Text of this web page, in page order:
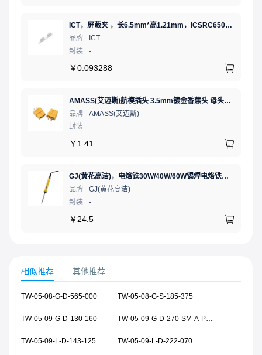
ICT，屏蔽夹 ，长6.5mm*高1.21mm，ICSRC6508SFR
品牌
ICT
封装
-
￥0.093288
AMASS(艾迈斯)航模插头 3.5mm镀金香蕉头 母头XT60-F.G.Y
品牌
AMASS(艾迈斯)
封装
-
￥ 1.41
GJ(黄花高洁)，电烙铁30W/40W/60W锡焊电烙铁焊接工具电焊笔手机电子维修（内热35W），NO.435(35W)
品牌
GJ(黄花高洁)
封装
-
￥ 24.5
相似推荐 其他推荐
TW-05-08-G-D-565-000 TW-05-08-G-S-185-375
TW-05-09-G-D-130-160 TW-05-09-G-D-270-SM-A-P-TR
TW-05-09-L-D-143-125 TW-05-09-L-D-222-070